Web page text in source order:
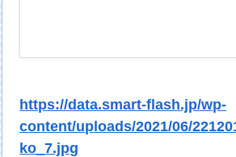
https://data.smart-flash.jp/wp-
content/uploads/2021/06/
ko_7.jpg